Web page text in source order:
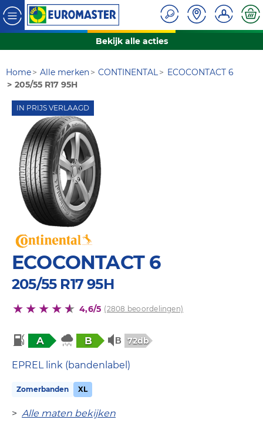
Bekijk alle acties
Home Alle merken CONTINENTAL
ECOCONTACT 6
205/55 R17 95H
IN PRIJS VERLAAGD
ECOCONTACT 6
205/55 R17 95H
4,6/5 (2808 beoordelingen)
A B 72db
EPREL link (bandenlabel)
Zomerbanden XL
> Alle maten bekijken